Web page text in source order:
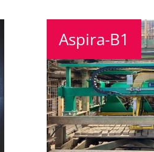
Aspira-B1